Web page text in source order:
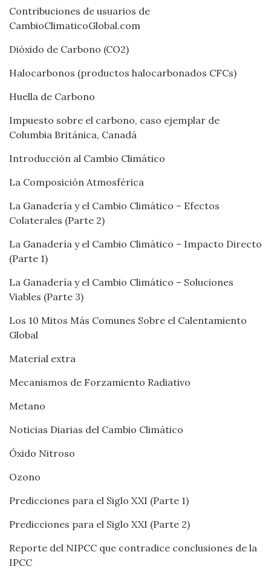
Contribuciones de usuarios de
CambioClimaticoGlobal.com
Dióxido de Carbono (CO2)
Halocarbonos (productos halocarbonados CFCs)
Huella de Carbono
Impuesto sobre el carbono, caso ejemplar de
Columbia Británica, Canadá
Introducción al Cambio Climático
La Composición Atmosférica
La Ganadería y el Cambio Climático – Efectos
Colaterales (Parte 2)
La Ganadería y el Cambio Climático – Impacto Directo
(Parte 1)
La Ganadería y el Cambio Climático – Soluciones
Viables (Parte 3)
Los 10 Mitos Más Comunes Sobre el Calentamiento
Global
Material extra
Mecanismos de Forzamiento Radiativo
Metano
Noticias Diarias del Cambio Climático
Óxido Nitroso
Ozono
Predicciones para el Siglo XXI (Parte 1)
Predicciones para el Siglo XXI (Parte 2)
Reporte del NIPCC que contradice conclusiones de la
IPCC